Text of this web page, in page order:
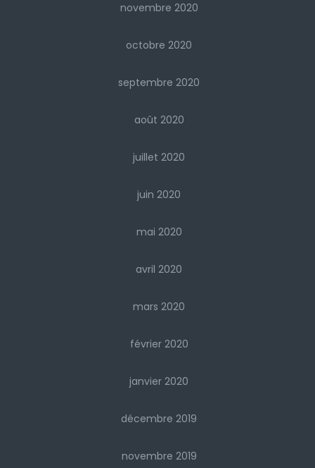
novembre 2020
octobre 2020
septembre 2020
août 2020
juillet 2020
juin 2020
mai 2020
avril 2020
mars 2020
février 2020
janvier 2020
décembre 2019
novembre 2019